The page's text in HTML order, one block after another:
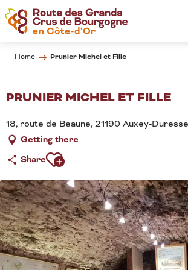
Aller
au
contenu
Home Prunier Michel et Fille
PRUNIER MICHEL ET FILLE
18, route de Beaune, 21190 Auxey-
Getting there
ShareAjouter aux favoris